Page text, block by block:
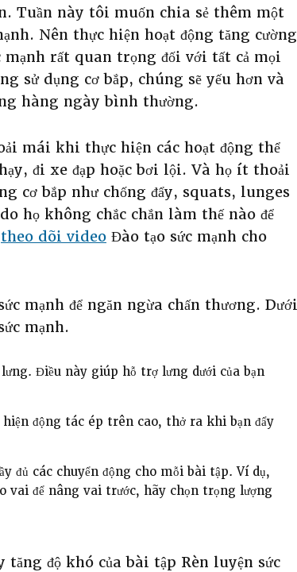
Tuần này tôi muốn chia sẻ thêm một
Nên thực hiện hoạt động tăng cường
rất quan trọng đối với tất cả mọi
sử dụng cơ bắp, chúng sẽ yếu hơn và
hàng ngày bình thường.
mái khi thực hiện các hoạt động thể
đi xe đạp hoặc bơi lội. Và họ ít thoải
cơ bắp như chống đẩy, squats, lunges
họ không chắc chắn làm thế nào để
theo dõi video Đào tạo sức mạnh cho
mạnh để ngăn ngừa chấn thương. Dưới
mạnh.
Điều này giúp hỗ trợ lưng dưới của bạn
động tác ép trên cao, thở ra khi bạn đẩy
đủ các chuyển động cho mỗi bài tập. Ví dụ,
vai để nâng vai trước, hãy chọn trọng lượng
tăng độ khó của bài tập Rèn luyện sức